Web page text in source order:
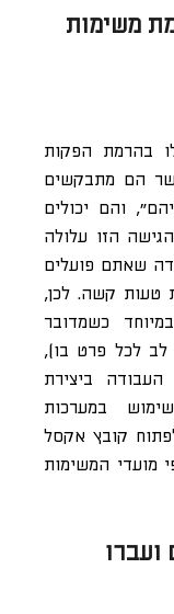
משימות
בהרמת הפקות
הם מתבקשים
והם יכולים
הזו עלולה
שאתם פועלים
טעות קשה. לכן,
כשמדובר
לב לכל פרט בו),
ביצירת
במערכות
קובץ אקסל
מועדי המשימות
ועברו